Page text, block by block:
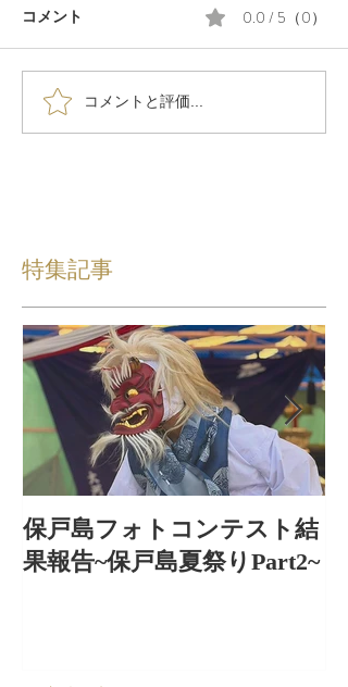
コメント 0.0 / 5（0）
コメントと評価...
特集記事
保戸島フォトコンテスト結
果報告~保戸島夏祭りPart2~